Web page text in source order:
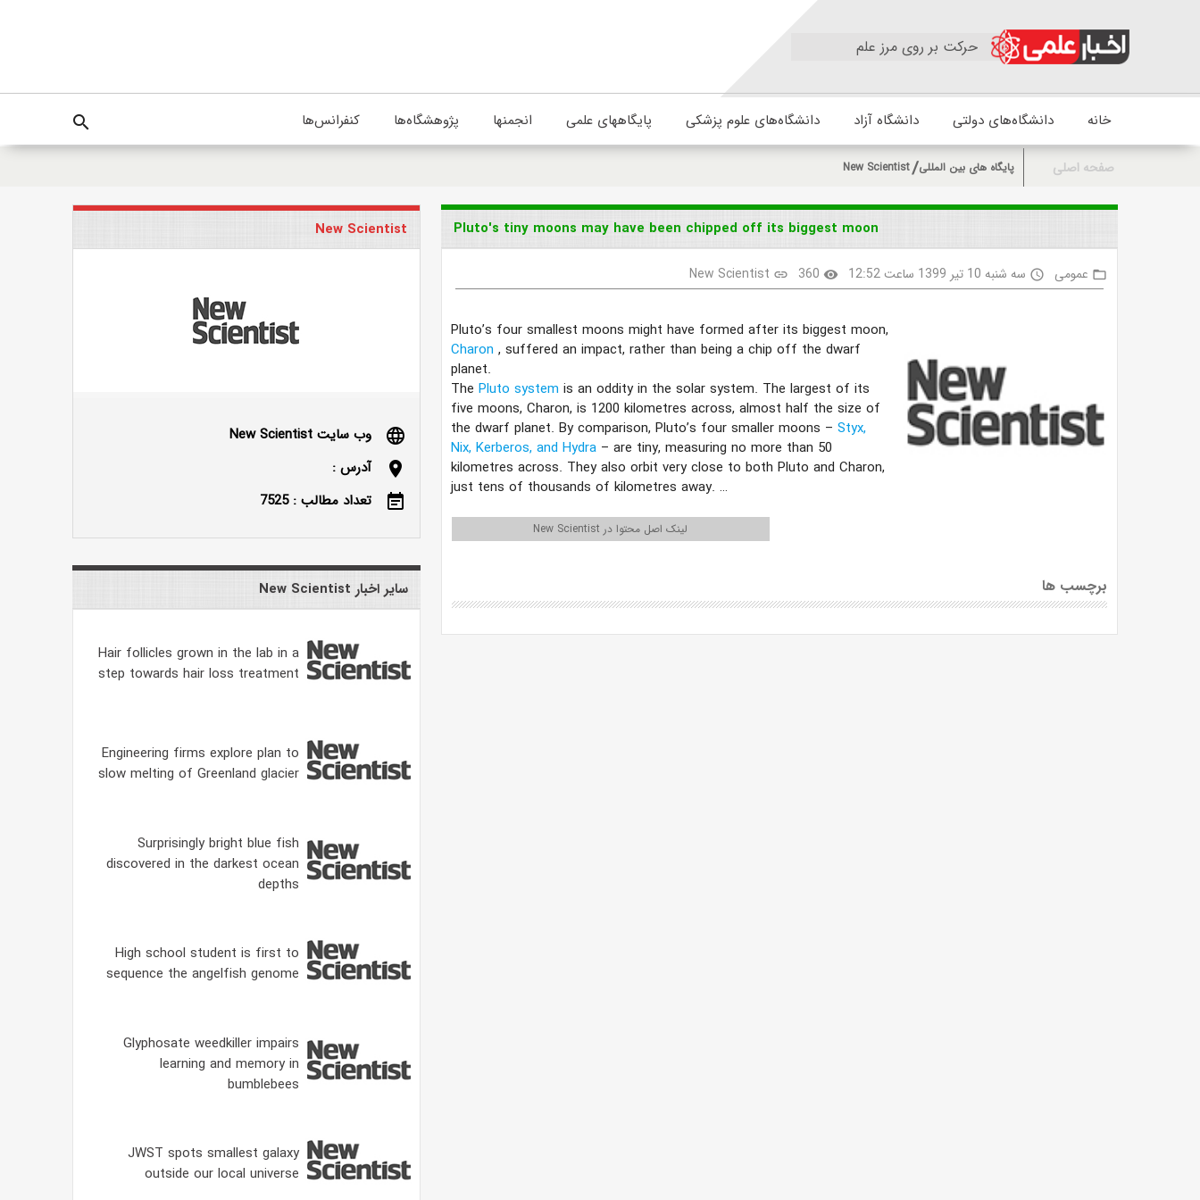
حرکت بر روی مرز علم
خانه دانشگاه‌های دولتی دانشگاه آزاد دانشگاه‌های علوم پزشکی پایگاههای علمی انجمنها پژوهشگاه‌ها کنفرانس‌ها search
صفحه اصلی پایگاه های بین المللی New Scientist
Pluto's tiny moons may have been chipped off its biggest moon
folder_open عمومی access_time سه شنبه 10 تیر 1399 ساعت 12:52 visibility
360
link
New Scientist
Pluto’s four smallest moons might have formed after its biggest moon,
Charon , suffered an impact, rather than being a chip off the dwarf
planet.
The Pluto system is an oddity in the solar system. The largest of its
five moons, Charon, is 1200 kilometres across, almost half the size of
the dwarf planet. By comparison, Pluto’s four smaller moons – Styx,
Nix, Kerberos, and Hydra – are tiny, measuring no more than 50
kilometres across. They also orbit very close to both Pluto and Charon,
just tens of thousands of kilometres away. …
لینک اصل محتوا در New Scientist
برچسب ها
New Scientist
language
وب سایت New Scientist
location_on
آدرس :
event_note
تعداد مطالب : 7525
سایر اخبار New Scientist
Hair follicles grown in the lab in a
step towards hair loss treatment
Engineering firms explore plan to
slow melting of Greenland glacier
Surprisingly bright blue fish
discovered in the darkest ocean
depths
High school student is first to
sequence the angelfish genome
Glyphosate weedkiller impairs
learning and memory in
bumblebees
JWST spots smallest galaxy
outside our local universe